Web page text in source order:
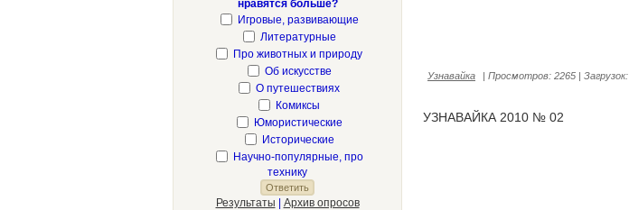
нравятся больше?
Игровые, развивающие
Литературные
Про животных и природу
Об искусстве
О путешествиях
Комиксы
Юмористические
Исторические
Научно-популярные, про
технику
Результаты
Архив опросов
Узнавайка | Просмотров: 2265 | Загрузок:
УЗНАВАЙКА 2010 № 02